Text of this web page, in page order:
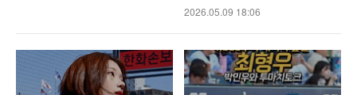
2026.05.09 18:06